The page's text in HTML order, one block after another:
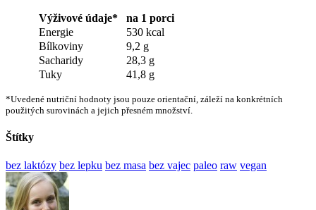
Výživové údaje*
na 1 porci
Energie
530 kcal
Bílkoviny
9,2 g
Sacharidy
28,3 g
Tuky
41,8 g
*Uvedené nutriční hodnoty jsou pouze orientační, záleží na konkrétních
použitých surovinách a jejich přesném množství.
Štítky
bez laktózy bez lepku bez masa bez vajec paleo raw vegan